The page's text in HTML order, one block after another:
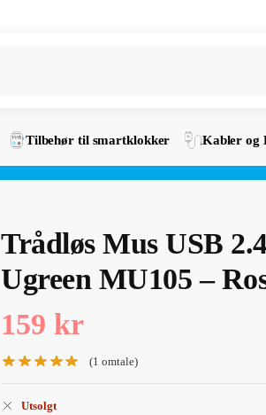
Tilbehør til smartklokker Kabler og
Trådløs Mus USB
Ugreen MU105 –
159 kr
(1 omtale)
Utsolgt